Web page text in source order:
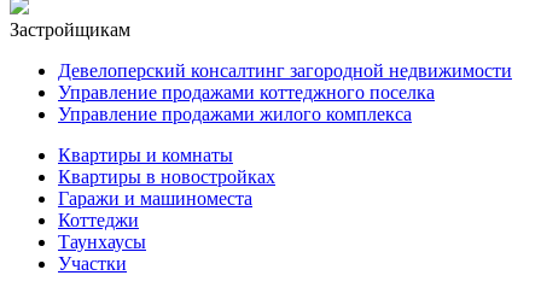
Застройщикам
Девелоперский консалтинг загородной недвижимости
Управление продажами коттеджного поселка
Управление продажами жилого комплекса
Квартиры и комнаты
Квартиры в новостройках
Гаражи и машиноместа
Коттеджи
Таунхаусы
Участки